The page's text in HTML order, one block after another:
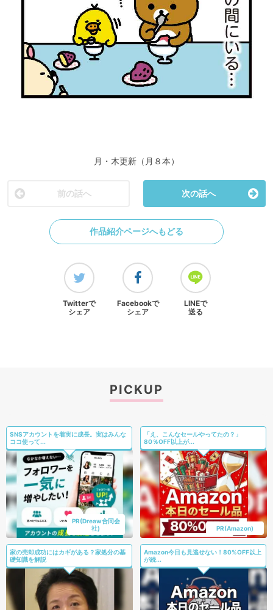
月・木更新（月８本）
前の話へ 次の話へ
作品紹介ページへもどる
Twitterで
シェア
Facebookで
シェア
LINEで
送る
PICKUP
SNSアカウントを着実に成長。実はみんな
ココ使って...
PR(Dreaw合同会
社)
「え、こんなセールやってたの？」
80％OFF以上が...
PR(Amazon)
家の売却成功にはカギがある？家処分の基
礎知識を解説
Amazon今日も見逃せない！80%OFF以上
が続...